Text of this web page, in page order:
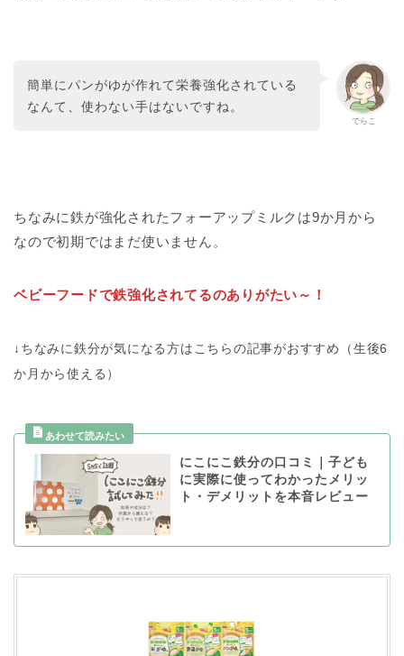
でらこ
簡単にパンがゆが作れて栄養強化されている
なんて、使わない手はないですね。
ちなみに鉄が強化されたフォーアップミルクは9か月から
なので初期ではまだ使いません。
ベビーフードで鉄強化されてるのありがたい～！
↓ちなみに鉄分が気になる方はこちらの記事がおすすめ（生後6
か月から使える）
にこにこ鉄分の口コミ｜子ども
に実際に使ってわかったメリッ
ト・デメリットを本音レビュー